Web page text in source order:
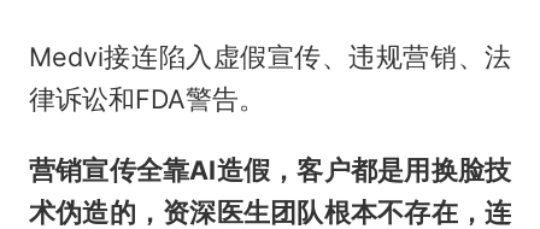
Medvi接连陷入虚假宣传、违规营销、法
律诉讼和FDA警告。
营销宣传全靠AI造假，客户都是用换脸技
术伪造的，资深医生团队根本不存在，连